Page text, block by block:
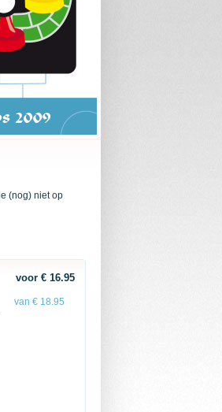
(nog) niet op
voor € 16.95
van € 18.95